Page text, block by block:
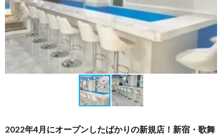
2022年4月にオープンしたばかりの新規店！新宿・歌舞